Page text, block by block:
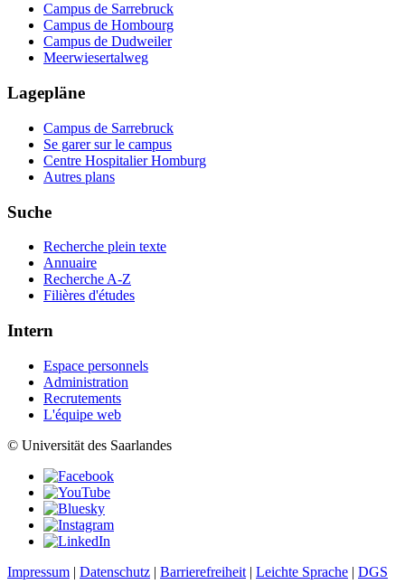
Campus de Sarrebruck
Campus de Hombourg
Campus de Dudweiler
Meerwiesertalweg
Lagepläne
Campus de Sarrebruck
Se garer sur le campus
Centre Hospitalier Homburg
Autres plans
Suche
Recherche plein texte
Annuaire
Recherche A-Z
Filières d'études
Intern
Espace personnels
Administration
Recrutements
L'équipe web
© Universität des Saarlandes
Impressum | Datenschutz | Barrierefreiheit | Leichte Sprache | DGS